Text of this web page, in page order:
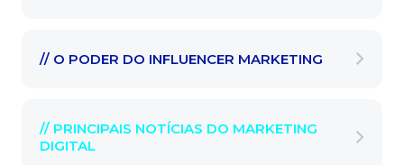
// O PODER DO INFLUENCER MARKETING
// PRINCIPAIS NOTÍCIAS DO MARKETING
DIGITAL